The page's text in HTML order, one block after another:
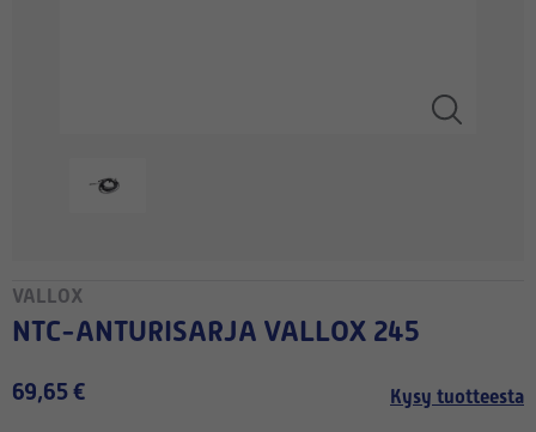
VALLOX
NTC-ANTURISARJA VALLOX 245
69,65 € Kysy tuotteesta